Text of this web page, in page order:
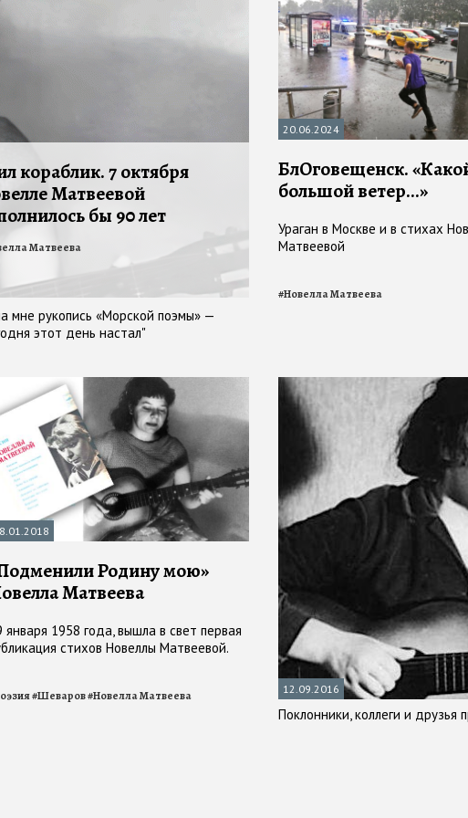
кораблик. 7 октября
Матвеевой
бы 90 лет
мне рукопись «Морской поэмы» —
этот день настал"
Матвеева
20.06.2024
БлОговещенск.
большой ветер...»
Ураган в Москве и в стихах
Матвеевой
#Новелла Матвеева
Родину мою»
Матвеева
января 1958 года, вышла в свет первая
стихов Новеллы Матвеевой.
#Шеваров#Новелла Матвеева 12.09.2016
Поклонники, коллеги и друзья